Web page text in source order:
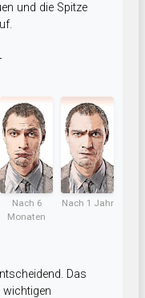
und die Spitze
Nach 6
Monaten
Nach 1 Jahr
Das